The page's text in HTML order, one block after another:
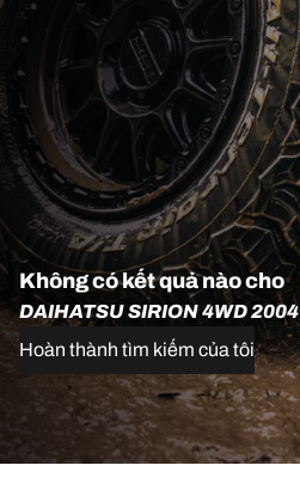
Không có kết quả nào cho
DAIHATSU SIRION 4WD 2004
Hoàn thành tìm kiếm của tôi